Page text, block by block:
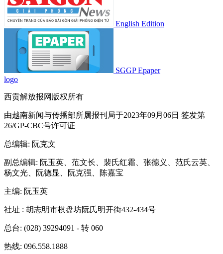
English Edition
SGGP Epaper
logo
西贡解放报网版权所有
由越南新闻与传播部所属报刊局于2023年09月06日 签发第
26/GP-CBC号许可证
总编辑: 阮克文
副总编辑: 阮玉英、范文长、裴氏红霜、张德义、范氏云英、
杨文光、阮德显、阮克强、陈嘉宝
主编: 阮玉英
社址 : 胡志明市棋盘坊阮氏明开街432-434号
总台: (028) 39294091 - 转 060
热线: 096.558.1888